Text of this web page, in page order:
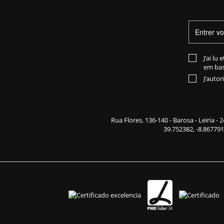
J'ai lu
em
Rua Flores, 136-140- Barosa - Leiria -
39.752382, -8.867791